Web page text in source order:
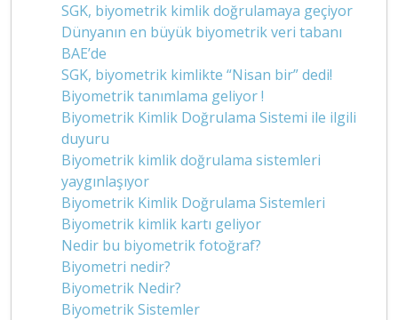
SGK, biyometrik kimlik doğrulamaya geçiyor
Dünyanın en büyük biyometrik veri tabanı
BAE’de
SGK, biyometrik kimlikte “Nisan bir” dedi!
Biyometrik tanımlama geliyor !
Biyometrik Kimlik Doğrulama Sistemi ile ilgili
duyuru
Biyometrik kimlik doğrulama sistemleri
yaygınlaşıyor
Biyometrik Kimlik Doğrulama Sistemleri
Biyometrik kimlik kartı geliyor
Nedir bu biyometrik fotoğraf?
Biyometri nedir?
Biyometrik Nedir?
Biyometrik Sistemler